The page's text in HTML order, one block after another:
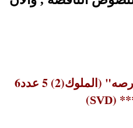
" (الملوك(2)
5 عدد6
SVD
)